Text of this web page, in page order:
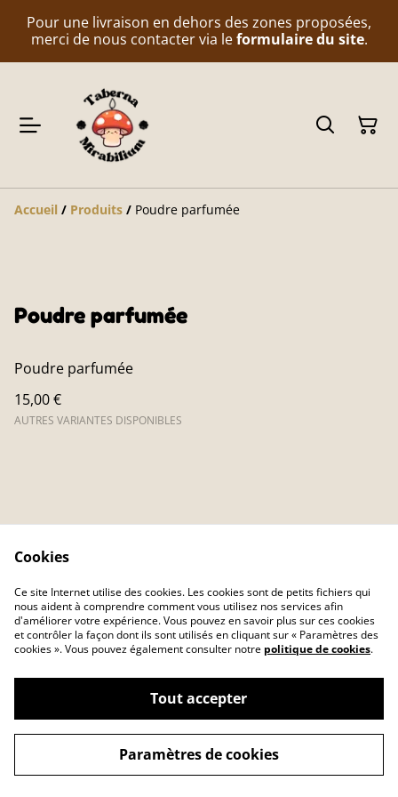
Pour une livraison en dehors des zones proposées,
merci de nous contacter via leformulaire du site.
Accueil / Produits / Poudre parfumée
Poudre parfumée
Poudre parfumée
15,00 €
AUTRES VARIANTES DISPONIBLES
Contactez-nous
Conditions
Politique de
confidentialité
Politique de cookies
©2026Taberna Mirabilium
powered by
Cookies
Ce site Internet utilise des cookies. Les cookies sont de petits fichiers qui
nous aident à comprendre comment vous utilisez nos services afin
d'améliorer votre expérience. Vous pouvez en savoir plus sur ces cookies
et contrôler la façon dont ils sont utilisés en cliquant sur « Paramètres des
cookies ». Vous pouvez également consulter notre politique de cookies.
Tout accepter
Paramètres de cookies